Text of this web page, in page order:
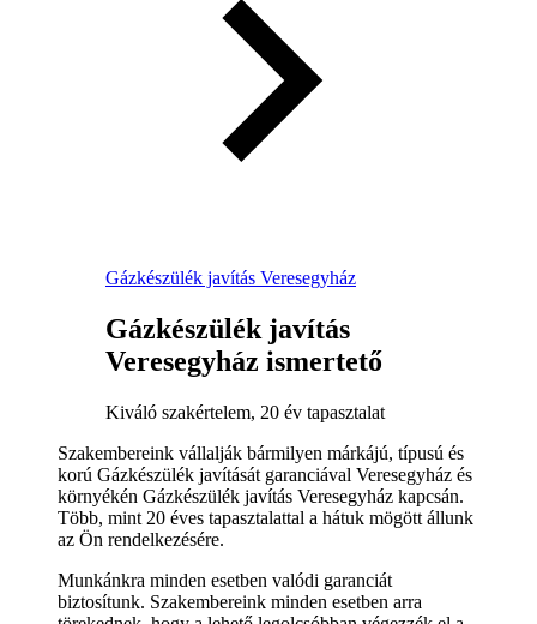
Gázkészülék javítás Veresegyház
Gázkészülék javítás
Veresegyház ismertető
Kiváló szakértelem, 20 év tapasztalat
Szakembereink vállalják bármilyen márkájú, típusú és
korú Gázkészülék javítását garanciával Veresegyház és
környékén Gázkészülék javítás Veresegyház kapcsán.
Több, mint 20 éves tapasztalattal a hátuk mögött állunk
az Ön rendelkezésére.
Munkánkra minden esetben valódi garanciát
biztosítunk. Szakembereink minden esetben arra